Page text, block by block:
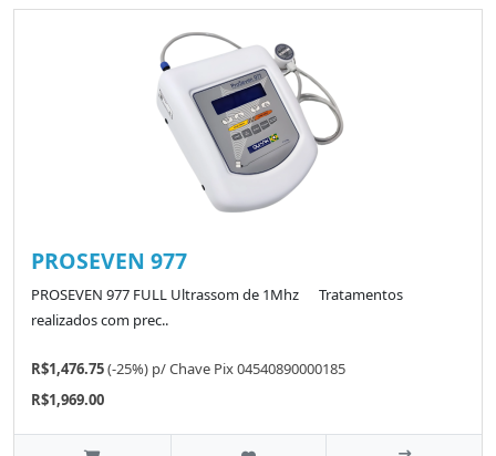
PROSEVEN 977
PROSEVEN 977 FULL Ultrassom de 1Mhz Tratamentos
realizados com prec..
R$1,476.75(-25%) p/Chave Pix 04540890000185
R$1,969.00